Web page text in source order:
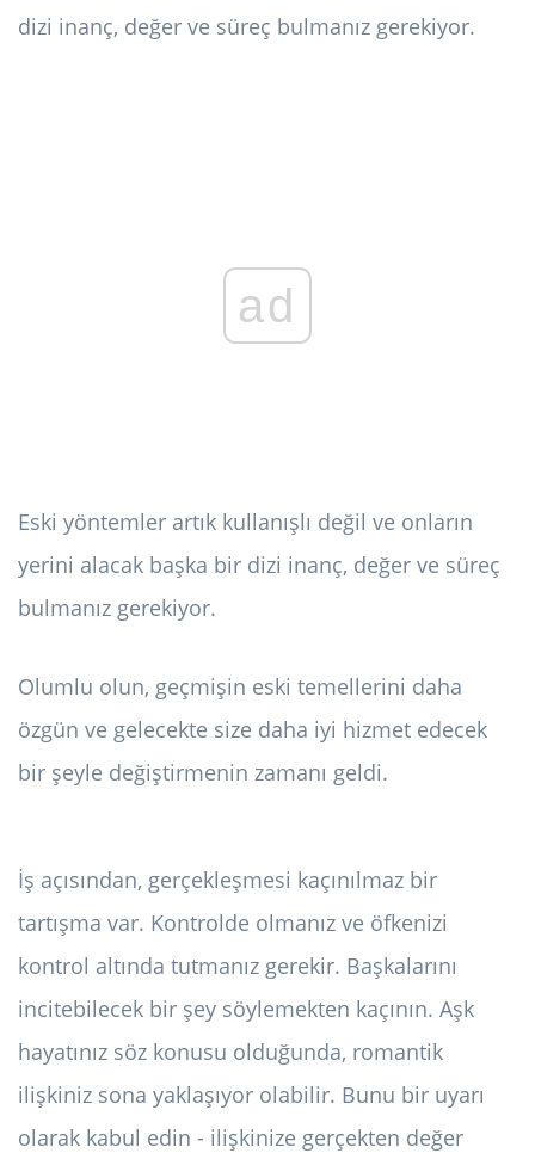
dizi inanç, değer ve süreç bulmanız gerekiyor.
ad
Eski yöntemler artık kullanışlı değil ve onların
yerini alacak başka bir dizi inanç, değer ve süreç
bulmanız gerekiyor.
Olumlu olun, geçmişin eski temellerini daha
özgün ve gelecekte size daha iyi hizmet edecek
bir şeyle değiştirmenin zamanı geldi.
İş açısından, gerçekleşmesi kaçınılmaz bir
tartışma var. Kontrolde olmanız ve öfkenizi
kontrol altında tutmanız gerekir. Başkalarını
incitebilecek bir şey söylemekten kaçının. Aşk
hayatınız söz konusu olduğunda, romantik
ilişkiniz sona yaklaşıyor olabilir. Bunu bir uyarı
olarak kabul edin - ilişkinize gerçekten değer